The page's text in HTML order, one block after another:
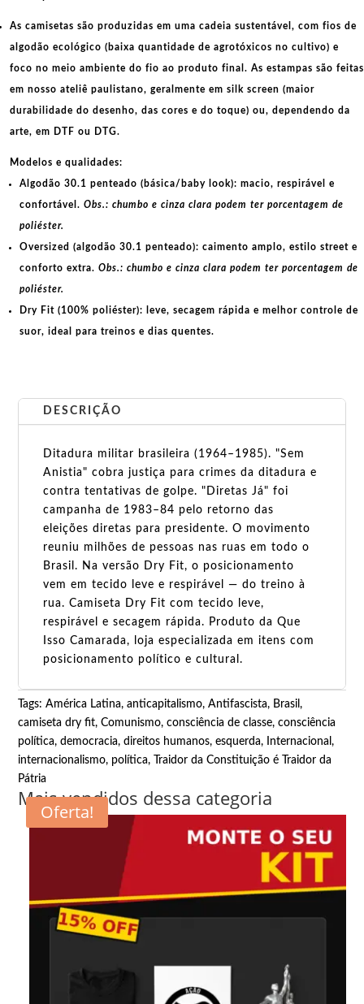
As camisetas são produzidas em uma cadeia sustentável, com fios de
algodão ecológico (baixa quantidade de agrotóxicos no cultivo) e
foco no meio ambiente do fio ao produto final. As estampas são feitas
em nosso ateliê paulistano, geralmente em silk screen (maior
durabilidade do desenho, das cores e do toque) ou, dependendo da
arte, em DTF ou DTG.
Modelos e qualidades:
Algodão 30.1 penteado (básica/baby look): macio, respirável e
confortável. Obs.: chumbo e cinza clara podem ter porcentagem de
poliéster.
Oversized (algodão 30.1 penteado): caimento amplo, estilo street e
conforto extra. Obs.: chumbo e cinza clara podem ter porcentagem de
poliéster.
Dry Fit (100% poliéster): leve, secagem rápida e melhor controle de
suor, ideal para treinos e dias quentes.
DESCRIÇÃO
Ditadura militar brasileira (1964–1985). "Sem
Anistia" cobra justiça para crimes da ditadura e
contra tentativas de golpe. "Diretas Já" foi
campanha de 1983–84 pelo retorno das
eleições diretas para presidente. O movimento
reuniu milhões de pessoas nas ruas em todo o
Brasil. Na versão Dry Fit, o posicionamento
vem em tecido leve e respirável — do treino à
rua. Camiseta Dry Fit com tecido leve,
respirável e secagem rápida. Produto da Que
Isso Camarada, loja especializada em itens com
posicionamento político e cultural.
Tags:América Latina,anticapitalismo,Antifascista, Brasil,
camiseta dry fit,Comunismo,consciência de classe,consciência
política,democracia,direitos humanos,esquerda, Internacional,
internacionalismo, política,Traidor da Constituição é Traidor da
Pátria
Mais vendidos dessa categoria
Oferta!